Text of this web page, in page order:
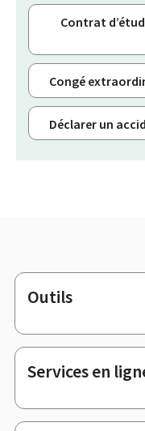
Contrat
Congé
Déclarer un
Pied
de
page
Outils
Services en